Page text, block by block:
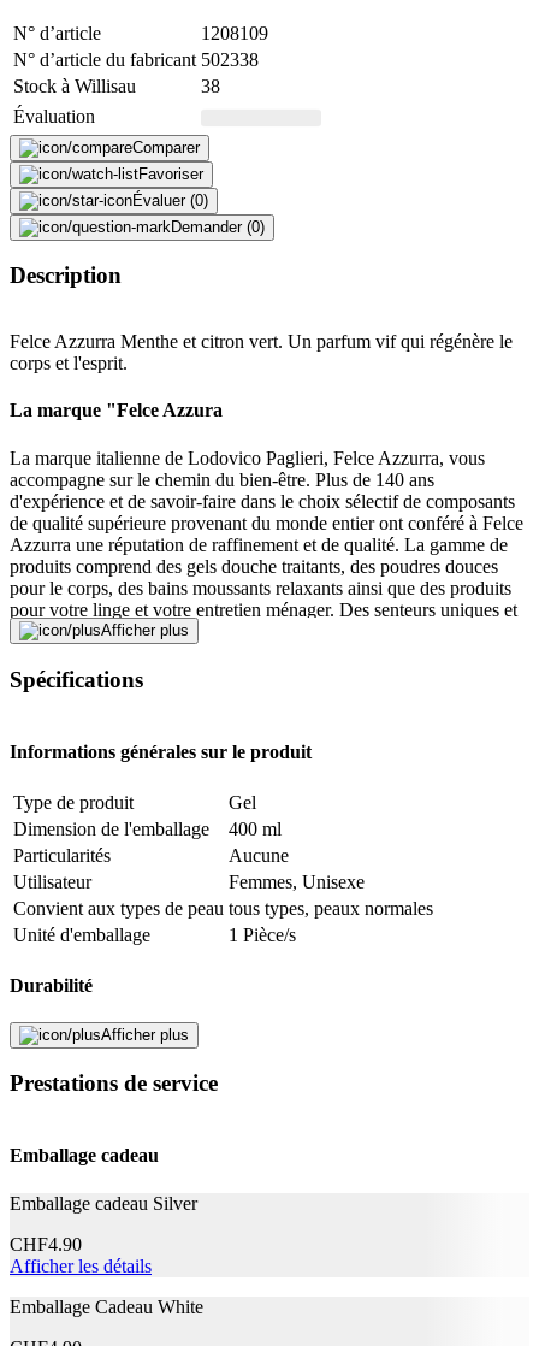
N° d’article
1208109
N° d’article du fabricant 502338
Stock à Willisau
38
Évaluation
Comparer
Favoriser
Évaluer (0)
Demander (0)
Description
Felce Azzurra Menthe et citron vert. Un parfum vif qui régénère le
corps et l'esprit.
La marque "Felce Azzura
La marque italienne de Lodovico Paglieri, Felce Azzurra, vous
accompagne sur le chemin du bien-être. Plus de 140 ans
d'expérience et de savoir-faire dans le choix sélectif de composants
de qualité supérieure provenant du monde entier ont conféré à Felce
Azzurra une réputation de raffinement et de qualité. La gamme de
produits comprend des gels douche traitants, des poudres douces
pour le corps, des bains moussants relaxants ainsi que des produits
pour votre linge et votre entretien ménager. Des senteurs uniques et
inimitables vous envelopperont et parfumeront vos vêtements.
Felce Azzurra sont connus pour raviver les souvenirs et les émotions
et pour procurer une sensation de bien-être Felce Azzurra fait entrer
Signaler une erreur
Description
Adresse e-mail (facultatif)
Signaler des données erronées
Afficher plus
Spécifications
Informations générales sur le produit
Type de produit
Gel
Dimension de l'emballage
400 ml
Particularités
Aucune
Utilisateur
Femmes, Unisexe
Convient aux types de peau tous types, peaux normales
Unité d'emballage
1 Pièce/s
Durabilité
Durabilité
Non spécifié
Effet Soignant
Caractéristiques
Testé dermatologiquement
Informations complémentaires
Afficher plus
Prestations de service
Emballage cadeau
Emballage cadeau Silver
CHF4.90
Afficher les détails
Emballage Cadeau White